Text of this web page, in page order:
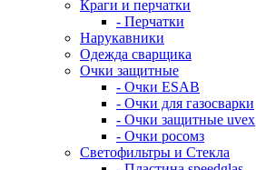
Краги и перчатки
- Перчатки
Нарукавники
Одежда сварщика
Очки защитные
- Очки ESAB
- Очки для газосварки
- Очки защитные uvex
- Очки росомз
Светофильтры и Стекла